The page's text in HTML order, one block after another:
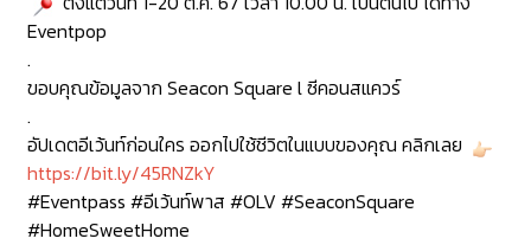
Eventpop
.
ขอบคุณข้อมูลจาก Seacon Square l ซีคอนสแควร์
.
อัปเดตอีเว้นท์ก่อนใคร ออกไปใช้ชีวิตในแบบของคุณ คลิกเลย
https://bit.ly/45RNZkY
#Eventpass #อีเว้นท์พาส #OLV #SeaconSquare
#HomeSweetHome